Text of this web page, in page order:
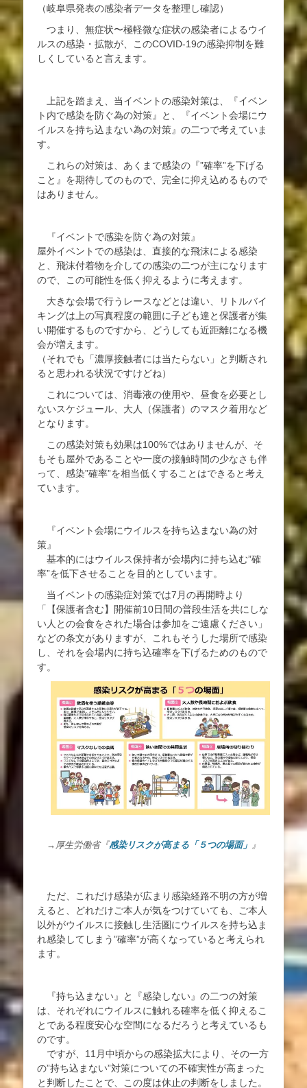
（岐阜県発表の感染者データを整理し確認）
つまり、無症状〜極軽微な症状の感染者によるウイ
ルスの感染・拡散が、このCOVID-19の感染抑制を難
しくしていると言えます。
上記を踏まえ、当イベントの感染対策は、『イベン
ト内で感染を防ぐ為の対策』と、『イベント会場にウ
イルスを持ち込まない為の対策』の二つで考えていま
す。
これらの対策は、あくまで感染の『”確率”を下げる
こと』を期待してのもので、完全に抑え込めるもので
はありません。
『イベントで感染を防ぐ為の対策』
屋外イベントでの感染は、直接的な飛沫による感染
と、飛沫付着物を介しての感染の二つが主になります
ので、この可能性を低く抑えるように考えます。
大きな会場で行うレースなどとは違い、リトルバイ
キングは上の写真程度の範囲に子ども達と保護者が集
い開催するものですから、どうしても近距離になる機
会が増えます。
（それでも「濃厚接触者には当たらない」と判断され
ると思われる状況ですけどね）
これについては、消毒液の使用や、昼食を必要とし
ないスケジュール、大人（保護者）のマスク着用など
となります。
この感染対策も効果は100%ではありませんが、そ
もそも屋外であることや一度の接触時間の少なさも伴
って、感染”確率”を相当低くすることはできると考え
ています。
『イベント会場にウイルスを持ち込まない為の対
策』
基本的にはウイルス保持者が会場内に持ち込む”確
率”を低下させることを目的としています。
当イベントの感染症対策では7月の再開時より
「【保護者含む】開催前10日間の普段生活を共にしな
い人との会食をされた場合は参加をご遠慮ください」
などの条文がありますが、これもそうした場所で感染
し、それを会場内に持ち込確率を下げるためのもので
す。
→厚生労働省『感染リスクが高まる「５つの場面」 』
ただ、これだけ感染が広まり感染経路不明の方が増
えると、どれだけご本人が気をつけていても、ご本人
以外がウイルスに接触し生活圏にウイルスを持ち込ま
れ感染してしまう”確率”が高くなっていると考えられ
ます。
『持ち込まない』と『感染しない』の二つの対策
は、それぞれにウイルスに触れる確率を低く抑えるこ
とである程度安心な空間になるだろうと考えているも
のです。
ですが、11月中頃からの感染拡大により、その一方
の”持ち込まない”対策についての不確実性が高まった
と判断したことで、この度は休止の判断をしました。